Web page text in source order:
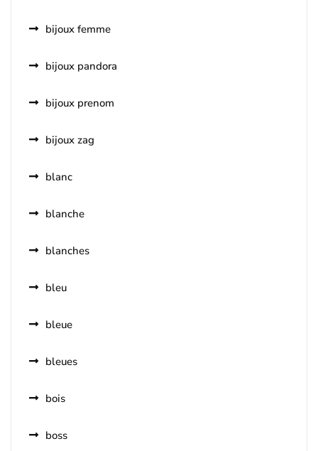
bijoux femme
bijoux pandora
bijoux prenom
bijoux zag
blanc
blanche
blanches
bleu
bleue
bleues
bois
boss